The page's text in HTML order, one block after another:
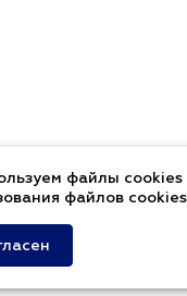
файлы cookies
файлов